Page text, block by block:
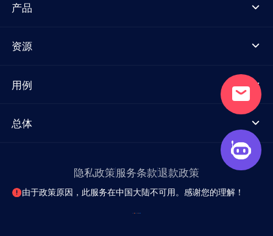
产品
资源
用例
总体
隐私政策服务条款退款政策
由于政策原因，此服务在中国大陆不可用。感谢您的理解！